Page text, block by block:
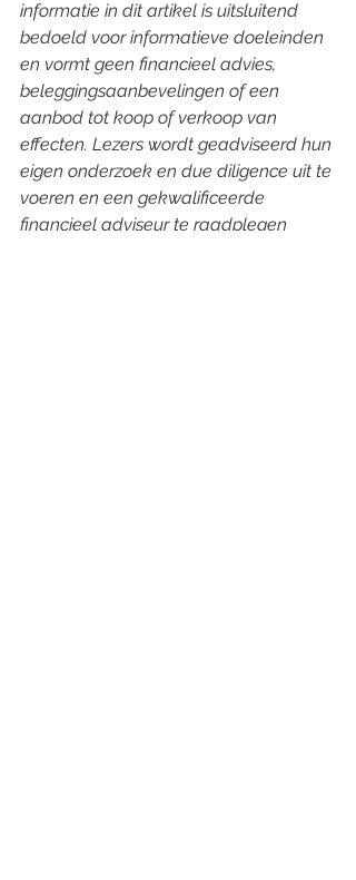
informatie in dit artikel is uitsluitend
bedoeld voor informatieve doeleinden
en vormt geen financieel advies,
beleggingsaanbevelingen of een
aanbod tot koop of verkoop van
effecten. Lezers wordt geadviseerd hun
eigen onderzoek en due diligence uit te
voeren en een gekwalificeerde
financieel adviseur te raadplegen